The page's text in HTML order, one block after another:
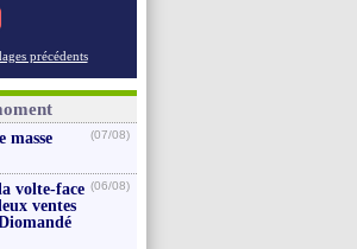
précédents
masse
(07/08)
volte-face
ventes
(06/08)